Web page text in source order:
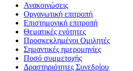
Ανακοινώσεις
Οργανωτική επιτροπή
Επιστημονική επιτροπή
Θεματικές ενότητες
Προσκεκλημένοι Ομιλητές
Σημαντικές ημερομηνίες
Ποσό συμμετοχής
Δραστηριότητες Συνεδρίου